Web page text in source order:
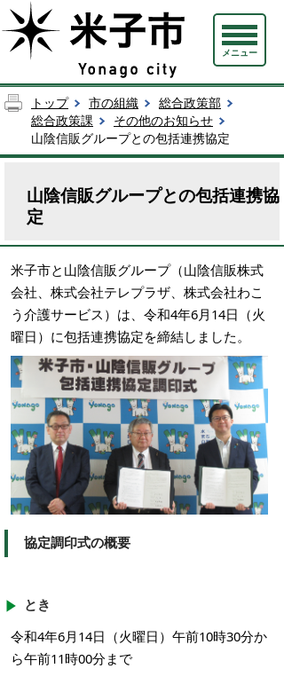
メニュー
トップ 市の組織
総合政策部
総合政策課
その他のお知らせ
山陰信販グループとの包括連携協定
山陰信販グループとの包括連携協
定
米子市と山陰信販グループ（山陰信販株式
会社、株式会社テレプラザ、株式会社わこ
う介護サービス）は、令和4年6月14日（火
曜日）に包括連携協定を締結しました。
協定調印式の概要
とき
令和4年6月14日（火曜日）午前10時30分か
ら午前11時00分まで